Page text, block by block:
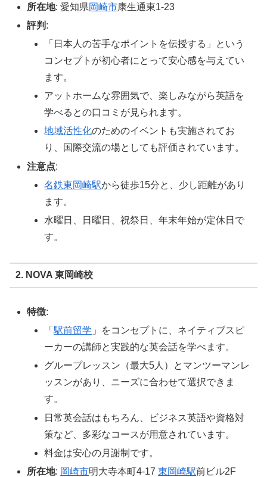
所在地: 愛知県岡崎市康生通東1-23
評判 :
「日本人の苦手なポイントを伝授する」という
コンセプトが初心者にとって安心感を与えてい
ます。
アットホームな雰囲気で、楽しみながら英語を
学べるとの口コミが見られます。
地域活性化のためのイベントも実施されてお
り、国際交流の場としても評価されています。
注意点:
名鉄東岡崎駅から徒歩15分と、少し距離があり
ます。
水曜日、日曜日、祝祭日、年末年始が定休日で
す。
2. NOVA 東岡崎校
特徴:
「駅前留学 」をコンセプトに、ネイティブスピ
ーカーの講師と実践的な英会話を学べます。
グループレッスン（最大5人）とマンツーマンレ
ッスンがあり、ニーズに合わせて選択できま
す。
日常英会話はもちろん、ビジネス英語や資格対
策など、多彩なコースが用意されています。
料金は安心の月謝制です。
所在地: 岡崎市明大寺本町4-17東岡崎駅前ビル2F